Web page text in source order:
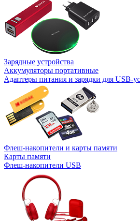
Зарядные устройства
Аккумуляторы портативные
Адаптеры питания и зарядки для USB-
Флеш-накопители и карты памяти
Карты памяти
Флеш-накопители USB